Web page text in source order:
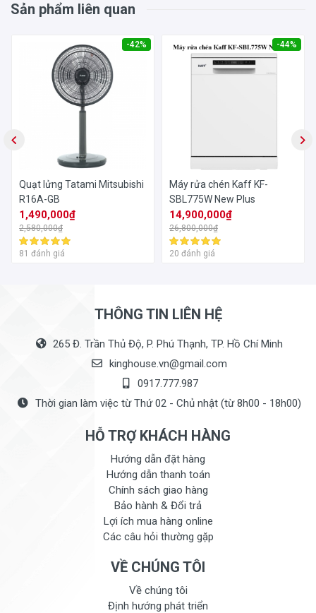
Sản phẩm liên quan
-42%
Quạt lửng Tatami Mitsubishi
R16A-GB
1,490,000₫
2,580,000₫
81 đánh giá
-44%
Máy rửa chén Kaff KF-
SBL775W New Plus
14,900,000₫
26,800,000₫
20 đánh giá
THÔNG TIN LIÊN HỆ
265 Đ. Trần Thủ Độ, P. Phú Thạnh, TP. Hồ Chí Minh
kinghouse.vn@gmail.com
0917.777.987
Thời gian làm việc từ Thứ 02 - Chủ nhật (từ 8h00 - 18h00)
HỖ TRỢ KHÁCH HÀNG
Hướng dẫn đặt hàng
Hướng dẫn thanh toán
Chính sách giao hàng
Bảo hành & Đổi trả
Lợi ích mua hàng online
Các câu hỏi thường gặp
VỀ CHÚNG TÔI
Về chúng tôi
Định hướng phát triển